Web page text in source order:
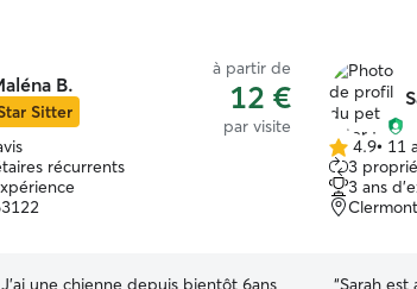
B.
Sitter
à partir de
12 €
par visite
récurrents
J'ai une chienne depuis bientôt 6ans
4.9 étoile(s)
sur
5
4.9• 11
3
3 ans
“Sarah